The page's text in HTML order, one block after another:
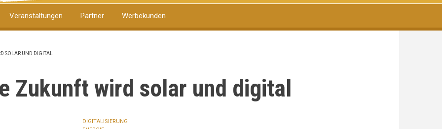
Veranstaltungen Partner Werbekunden
SOLAR UND DIGITAL
Zukunft wird solar und digital
DIGITALISIERUNG